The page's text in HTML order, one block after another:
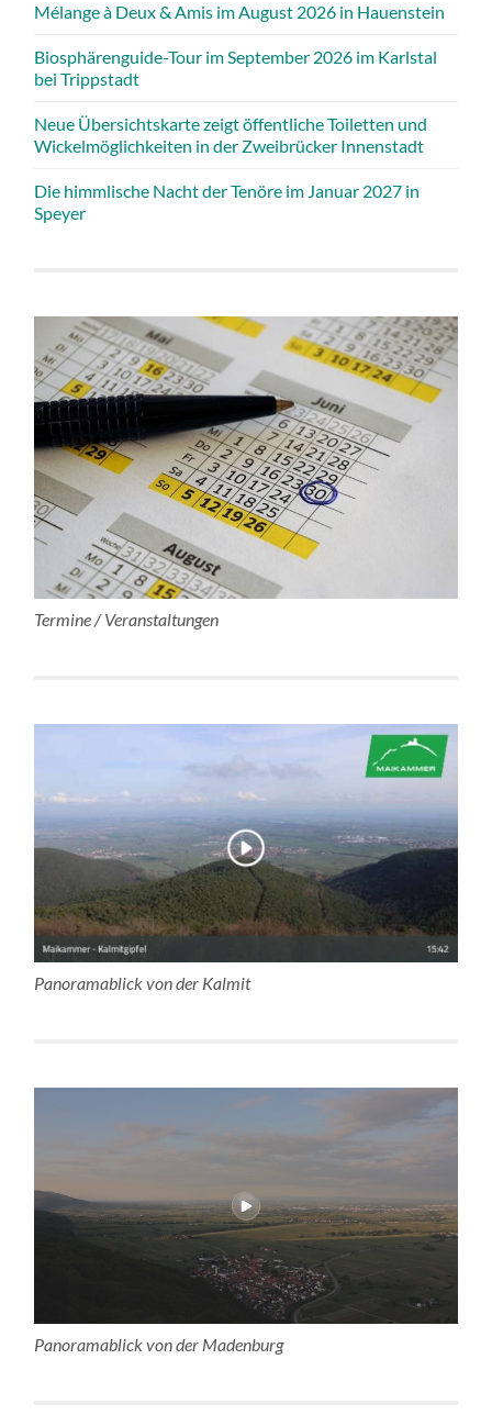
Mélange à Deux & Amis im August 2026 in Hauenstein
Biosphärenguide-Tour im September 2026 im Karlstal
bei Trippstadt
Neue Übersichtskarte zeigt öffentliche Toiletten und
Wickelmöglichkeiten in der Zweibrücker Innenstadt
Die himmlische Nacht der Tenöre im Januar 2027 in
Speyer
Termine / Veranstaltungen
Panoramablick von der Kalmit
Panoramablick von der Madenburg